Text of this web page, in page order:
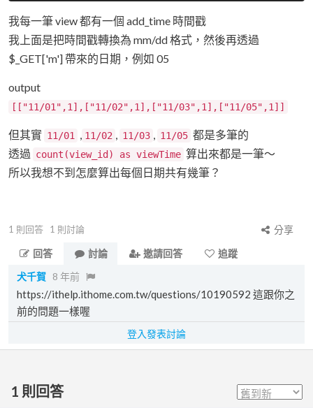
我每一筆 view 都有一個 add_time 時間戳
我上面是把時間戳轉換為 mm/dd 格式，然後再透過
$_GET['m'] 帶來的日期，例如 05
output
[["11/01",1],["11/02",1],["11/03",1],["11/05",1]]
但其實 11/01 , 11/02 , 11/03 , 11/05 都是多筆的
透過 count(view_id) as viewTime 算出來都是一筆～
所以我想不到怎麼算出每個日期共有幾筆？
1 則回答 1 則討論
分享
回答
討論 邀請回答
追蹤
犬千賀 8 年前
https://ithelp.ithome.com.tw/questions/10190592 這跟你之
前的問題一樣喔
登入發表討論
1 則回答